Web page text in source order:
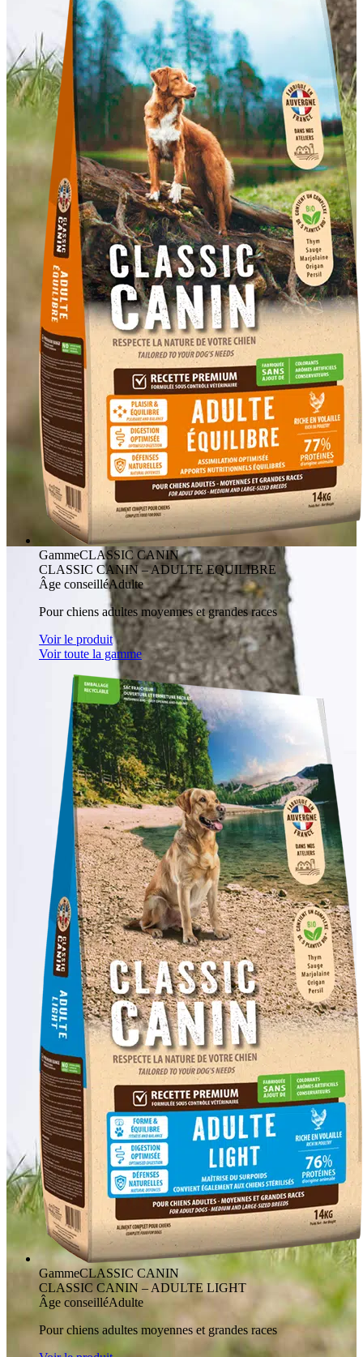
GammeCLASSIC CANIN
CLASSIC CANIN – ADULTE EQUILIBRE
Âge conseilléAdulte
Pour chiens adultes moyennes et grandes races
Voir le produit
Voir toute la gamme
GammeCLASSIC CANIN
CLASSIC CANIN – ADULTE LIGHT
Âge conseilléAdulte
Pour chiens adultes moyennes et grandes races